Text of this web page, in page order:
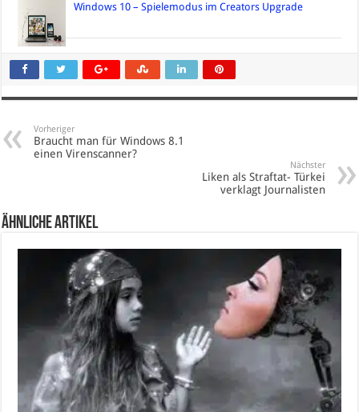
Windows 10 – Spielemodus im Creators Upgrade
Vorheriger
Braucht man für Windows 8.1
einen Virenscanner?
Nächster
Liken als Straftat- Türkei
verklagt Journalisten
Ähnliche Artikel